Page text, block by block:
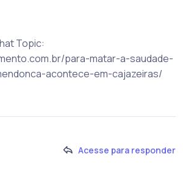
Topic:
para-matar-a-saudade-
acontece-em-cajazeiras/
Acesse para responder